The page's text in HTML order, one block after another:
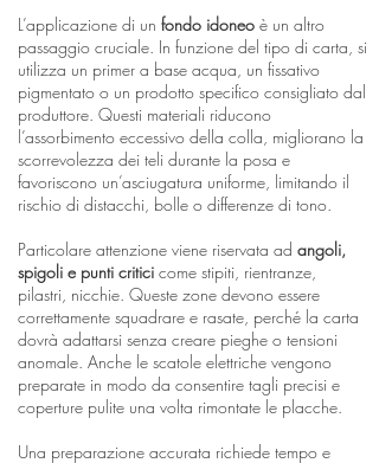
L’applicazione di un fondo idoneo è un altro
passaggio cruciale. In funzione del tipo di carta, si
utilizza un primer a base acqua, un fissativo
pigmentato o un prodotto specifico consigliato dal
produttore. Questi materiali riducono
l’assorbimento eccessivo della colla, migliorano la
scorrevolezza dei teli durante la posa e
favoriscono un’asciugatura uniforme, limitando il
rischio di distacchi, bolle o differenze di tono.
Particolare attenzione viene riservata ad angoli,
spigoli e punti critici come stipiti, rientranze,
pilastri, nicchie. Queste zone devono essere
correttamente squadrare e rasate, perché la carta
dovrà adattarsi senza creare pieghe o tensioni
anomale. Anche le scatole elettriche vengono
preparate in modo da consentire tagli precisi e
coperture pulite una volta rimontate le placche.
Una preparazione accurata richiede tempo e